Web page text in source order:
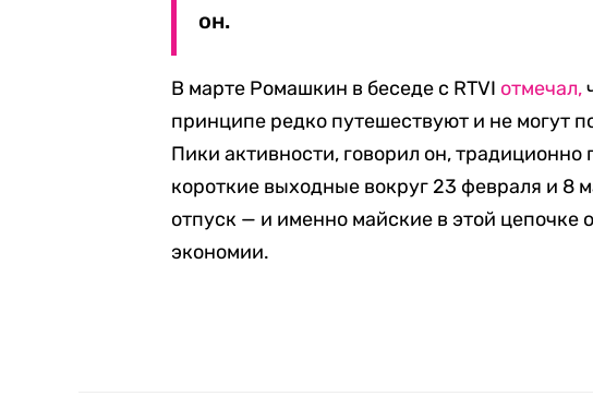
он.
В марте Ромашкин в беседе с RTVI отмечал,
принципе редко путешествуют и не могут
Пики активности, говорил он,
короткие выходные вокруг 23 февраля и 8
отпуск — и именно майские в этой цепочке
экономии.